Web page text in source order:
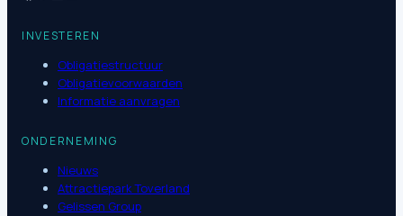
INVESTEREN
Obligatiestructuur
Obligatievoorwaarden
Informatie aanvragen
ONDERNEMING
Nieuws
Attractiepark Toverland
Gelissen Group